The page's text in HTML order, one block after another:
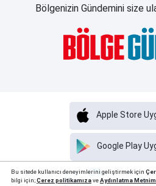
Bölgenizin Gündemini size
Haber Portalı
Google Play
Apple Store
Bu sitede kullanıcı deneyimlerini geliştirmek için
bilgi için;Çerez politikamızaveAydınlatma